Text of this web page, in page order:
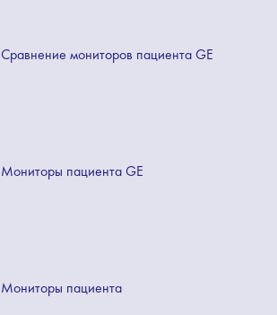
Сравнение мониторов пациента GE
Мониторы пациента GE
Мониторы пациента